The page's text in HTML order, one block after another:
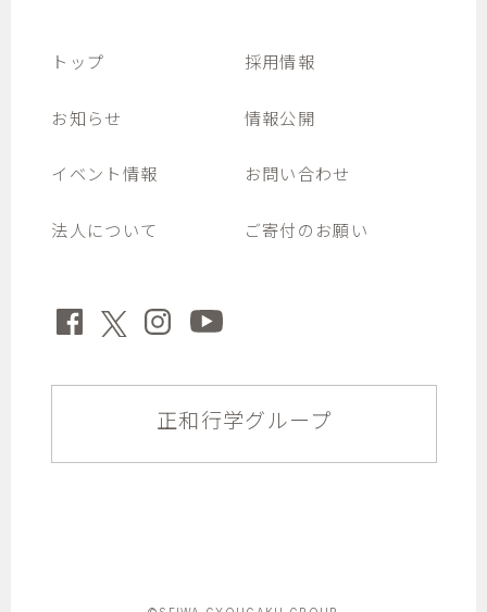
トップ
お知らせ
イベント情報
法人について
採用情報
情報公開
お問い合わせ
ご寄付のお願い
正和行学グループ